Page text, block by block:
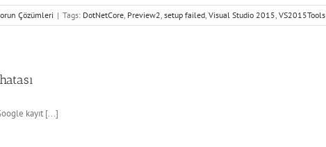
Çözümleri | Tags: DotNetCore, Preview2, setup failed, Visual Studio 2015, VS2015Tools
kayıt [...]